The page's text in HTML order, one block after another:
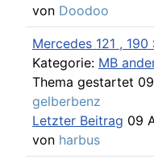
von Doodoo
Mercedes 121 , 190
Kategorie: MB
Thema gestartet
gelberbenz
Letzter Beitrag 09
von harbus